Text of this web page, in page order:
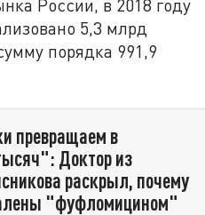
России, в 2018 году
5,3 млрд
порядка 991,9
превращаем в
Доктор из
раскрыл, почему
"фуфломицином"